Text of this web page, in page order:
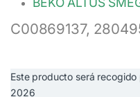
C00869137,
Este producto será
2026